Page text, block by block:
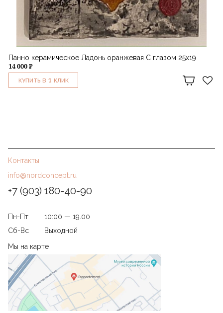
Панно керамическое Ладонь оранжевая С глазом 25х19
14 000 ₽
КУПИТЬ В 1 КЛИК
Контакты
info@nordconcept.ru
+7 (903) 180-40-90
Пн-Пт
10:00 — 19.00
Сб-Вс
Выходной
Мы на карте